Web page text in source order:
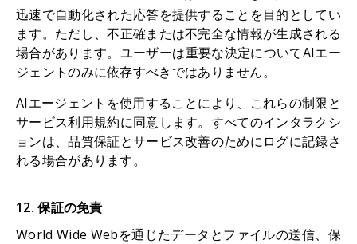
迅速で自動化された応答を提供することを目的としてい
ます。ただし、不正確または不完全な情報が生成される
場合があります。ユーザーは重要な決定についてAIエー
ジェントのみに依存すべきではありません。
AIエージェントを使用することにより、これらの制限と
サービス利用規約に同意します。すべてのインタラクシ
ョンは、品質保証とサービス改善のためにログに記録さ
れる場合があります。
12. 保証の免責
World Wide Webを通じたデータとファイルの送信、保